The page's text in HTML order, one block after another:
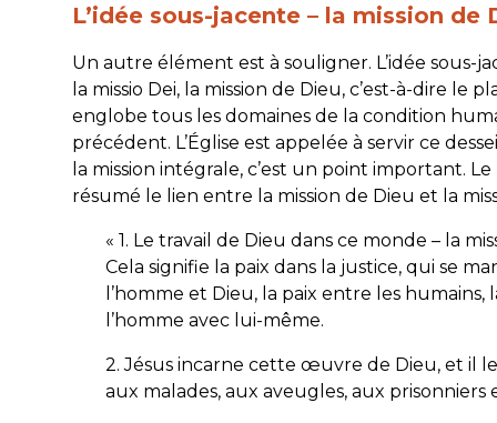
L’idée sous-jacente – la mission de
Un autre élément est à souligner. L’idée sous-
la missio Dei, la mission de Dieu, c’est-à-dire le
englobe tous les domaines de la condition
précédent. L’Église est appelée à servir ce
la mission intégrale, c’est un point important.
résumé le lien entre la mission de Dieu et la
« 1. Le travail de Dieu dans ce monde – la
Cela signifie la paix dans la justice, qui se
l’homme et Dieu, la paix entre les
l’homme avec lui-même.
2. Jésus incarne cette œuvre de Dieu, et il
aux malades, aux aveugles, aux prisonniers